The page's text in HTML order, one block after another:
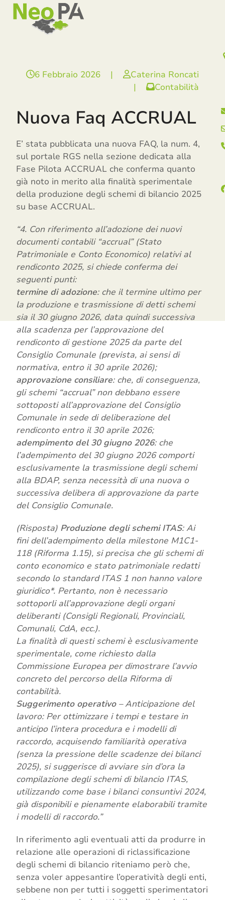
SkipOpen
mobile
menu
Close
mobile
menu
6 Febbraio 2026 |
Caterina Roncati
|
Contabilità
Nuova Faq ACCRUAL
E’ stata pubblicata una nuova FAQ, la num. 4,
sul portale RGS nella sezione dedicata alla
Fase Pilota ACCRUAL che conferma quanto
già noto in merito alla finalità sperimentale
della produzione degli schemi di bilancio 2025
su base ACCRUAL.
“4. Con riferimento all’adozione dei nuovi
documenti contabili “accrual” (Stato
Patrimoniale e Conto Economico) relativi al
rendiconto 2025, si chiede conferma dei
seguenti punti:
termine di adozione: che il termine ultimo per
la produzione e trasmissione di detti schemi
sia il 30 giugno 2026, data quindi successiva
alla scadenza per l’approvazione del
rendiconto di gestione 2025 da parte del
Consiglio Comunale (prevista, ai sensi di
normativa, entro il 30 aprile 2026);
approvazione consiliare: che, di conseguenza,
gli schemi “accrual” non debbano essere
sottoposti all’approvazione del Consiglio
Comunale in sede di deliberazione del
rendiconto entro il 30 aprile 2026;
adempimento del 30 giugno 2026: che
l’adempimento del 30 giugno 2026 comporti
esclusivamente la trasmissione degli schemi
alla BDAP, senza necessità di una nuova o
successiva delibera di approvazione da parte
del Consiglio Comunale.
(Risposta) Produzione degli schemi ITAS: Ai
fini dell’adempimento della milestone M1C1-
118 (Riforma 1.15), si precisa che gli schemi di
conto economico e stato patrimoniale redatti
secondo lo standard ITAS 1 non hanno valore
giuridico*. Pertanto, non è necessario
sottoporli all’approvazione degli organi
deliberanti (Consigli Regionali, Provinciali,
Comunali, CdA, ecc.).
La finalità di questi schemi è esclusivamente
sperimentale, come richiesto dalla
Commissione Europea per dimostrare l’avvio
concreto del percorso della Riforma di
contabilità.
Suggerimento operativo– Anticipazione del
lavoro: Per ottimizzare i tempi e testare in
anticipo l’intera procedura e i modelli di
raccordo, acquisendo familiarità operativa
(senza la pressione delle scadenze dei bilanci
2025), si suggerisce di avviare sin d’ora la
compilazione degli schemi di bilancio ITAS,
utilizzando come base i bilanci consuntivi 2024,
già disponibili e pienamente elaborabili tramite
i modelli di raccordo.”
In riferimento agli eventuali atti da produrre in
relazione alle operazioni di riclassificazione
degli schemi di bilancio riteniamo però che,
senza voler appesantire l’operatività degli enti,
sebbene non per tutti i soggetti sperimentatori